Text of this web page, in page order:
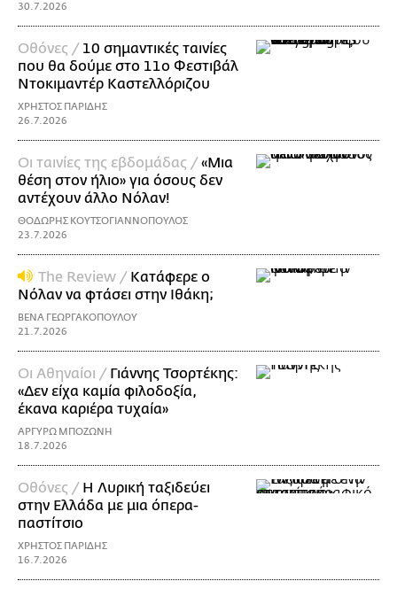
30.7.2026
Οθόνες / 10 σημαντικές ταινίες
που θα δούμε στο 11ο Φεστιβάλ
Ντοκιμαντέρ Καστελλόριζου
ΧΡΗΣΤΟΣ ΠΑΡΙΔΗΣ
26.7.2026
Οι ταινίες της εβδομάδας /«Μια
θέση στον ήλιο» για όσους δεν
αντέχουν άλλο Νόλαν!
ΘΟΔΩΡΗΣ ΚΟΥΤΣΟΓΙΑΝΝΟΠΟΥΛΟΣ
23.7.2026
The Review / Κατάφερε ο
Νόλαν να φτάσει στην Ιθάκη;
ΒΕΝΑ ΓΕΩΡΓΑΚΟΠΟΥΛΟΥ
21.7.2026
Οι Αθηναίοι / Γιάννης Τσορτέκης:
«Δεν είχα καμία φιλοδοξία,
έκανα καριέρα τυχαία»
ΑΡΓΥΡΩ ΜΠΟΖΩΝΗ
18.7.2026
Οθόνες / Η Λυρική ταξιδεύει
στην Ελλάδα με μια όπερα-
παστίτσιο
ΧΡΗΣΤΟΣ ΠΑΡΙΔΗΣ
16.7.2026